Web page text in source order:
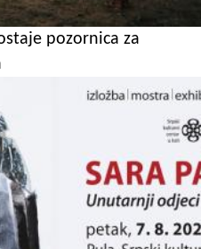
pozornica za